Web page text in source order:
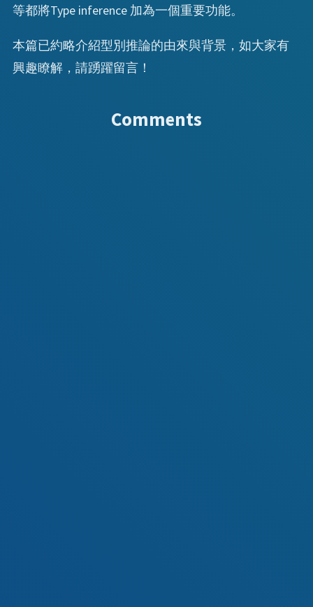
等都將Type inference 加為一個重要功能。
本篇已約略介紹型別推論的由來與背景，如大家有
興趣瞭解，請踴躍留言！
Comments